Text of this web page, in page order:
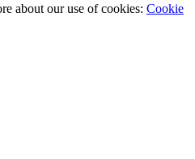
about our use of cookies: Cookie